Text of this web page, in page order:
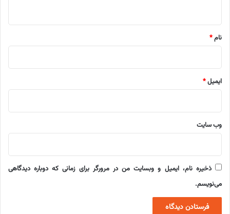
نام*
ایمیل*
وب‌ سایت
ذخیره نام، ایمیل و وبسایت من در مرورگر برای زمانی که دوباره دیدگاهی
می‌نویسم.